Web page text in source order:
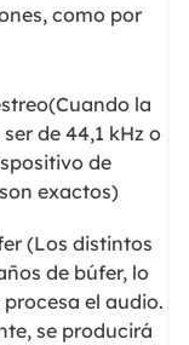
como por
la
de 44,1 kHz o
de
exactos)
(Los distintos
de búfer, lo
el audio.
se producirá